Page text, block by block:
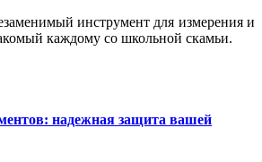
инструмент для измерения и
каждому со школьной скамьи.
надежная защита вашей